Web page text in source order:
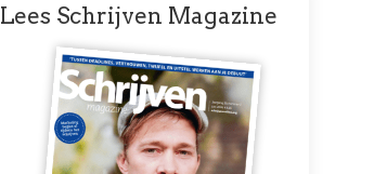
Lees Schrijven Magazine
Afbeelding